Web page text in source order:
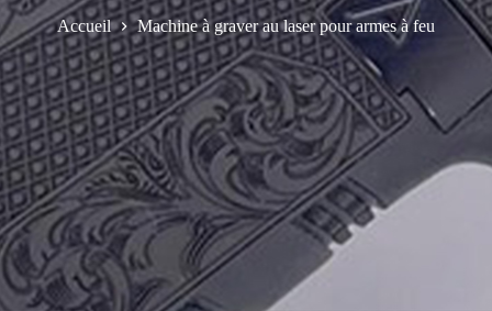
Accueil Machine à graver au laser pour armes à feu